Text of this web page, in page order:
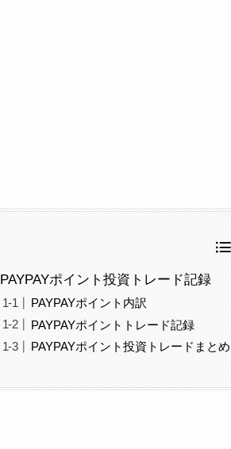
PAYPAYポイント投資トレード記録
PAYPAYポイント内訳
PAYPAYポイントトレード記録
PAYPAYポイント投資トレードまとめ